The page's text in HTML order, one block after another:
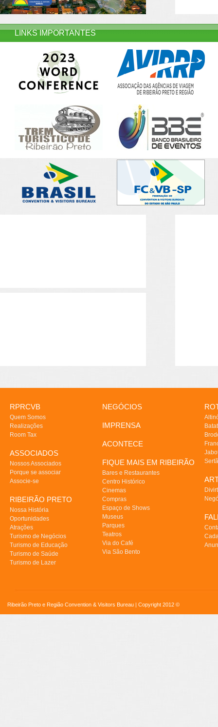
LINKS IMPORTANTES
RPRCVB
Quem Somos
Realizações
Room Tax
ASSOCIADOS
Nossos Associados
Porque se associar
Associe-se
RIBEIRÃO PRETO
Nossa História
Oportunidades
Atrações
Turismo de Negócios
Turismo de Educação
Turismo de Saúde
Turismo de Lazer
NEGÓCIOS
IMPRENSA
ACONTECE
FIQUE MAIS EM RIBEIRÃO
Bares e Restaurantes
Centro Histórico
Cinemas
Compras
Espaço de Shows
Museus
Parques
Teatros
Via do Café
Via São Bento
Ribeirão Preto e Região Convention & Visitors Bureau | Copyright 2012 ©